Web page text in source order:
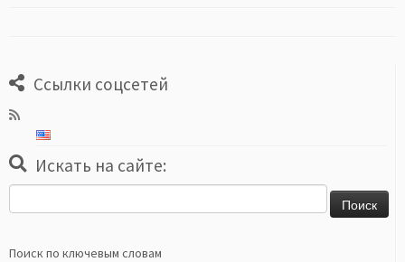
Ссылки соцсетей
Искать на сайте:
Поиск по ключевым словам